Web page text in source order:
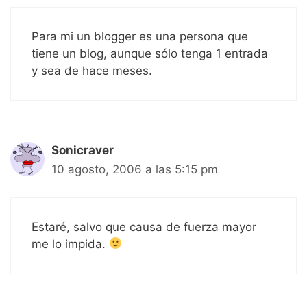
Para mi un blogger es una persona que
tiene un blog, aunque sólo tenga 1 entrada
y sea de hace meses.
Sonicraver
10 agosto, 2006 a las 5:15 pm
Estaré, salvo que causa de fuerza mayor
me lo impida.